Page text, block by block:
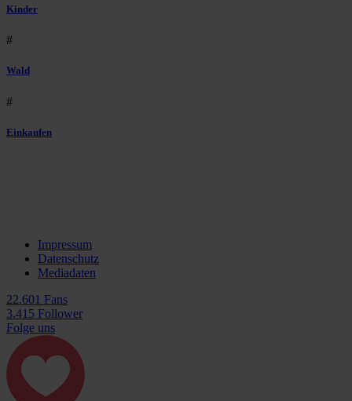
Kinder
#
Wald
#
Einkaufen
Impressum
Datenschutz
Mediadaten
22.601 Fans
3.415 Follower
Folge uns